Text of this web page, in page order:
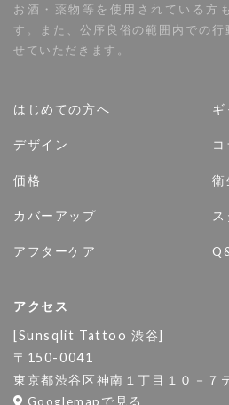
お酒・薬物等を使用されている方
す。また、公序良俗の範囲内での
せていただきます。
はじめての方へ
デザイン
価格
カバーアップ
アフターケア
ギ
コ
衛
ス
アクセス
[Sunsqlit Tattoo 渋谷]
〒150-0041
東京都渋谷区神南１丁目１０－７
Googlemapで見る